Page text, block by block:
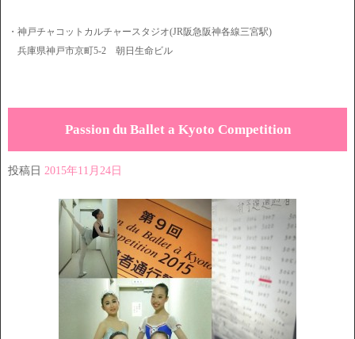
・神戸チャコットカルチャースタジオ(JR阪急阪神各線三宮駅)
兵庫県神戸市京町5-2 朝日生命ビル
Passion du Ballet a Kyoto Competition
投稿日 2015年11月24日